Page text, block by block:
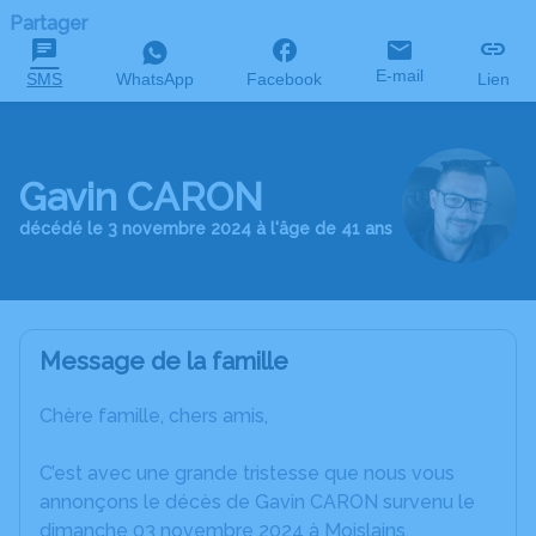
Partager
SMS WhatsApp Facebook E-mail Lien
Gavin CARON
décédé le 3 novembre 2024 à l'âge de 41 ans
Message de la famille
Chère famille, chers amis,
C’est avec une grande tristesse que nous vous
annonçons le décès de Gavin CARON survenu le
dimanche 03 novembre 2024 à Moislains.